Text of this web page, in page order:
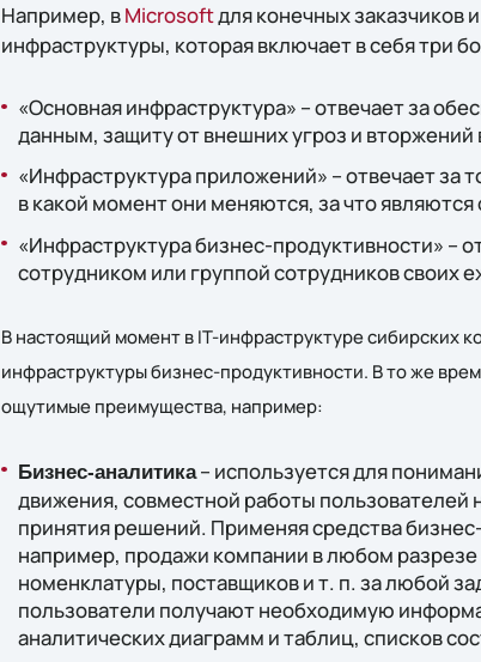
Например, вMicrosoftдля конечных заказчиков
инфраструктуры, которая включает в себя три
«Основная инфраструктура» – отвечает за
данным, защиту от внешних угроз и
«Инфраструктура приложений» – отвечает за
в какой момент они меняются, за что
«Инфраструктура бизнес-продуктивности» –
сотрудником или группой сотрудников своих
В настоящий момент в IT-инфраструктуре сибирских
инфраструктуры бизнес-продуктивности. В то же
ощутимые преимущества, например:
Бизнес-аналитика– используется для
движения, совместной работы
принятия решений. Применяя средства
например, продажи компании в любом
номенклатуры, поставщиков и т. п. за любой
пользователи получают необходимую
аналитических диаграмм и таблиц, списков